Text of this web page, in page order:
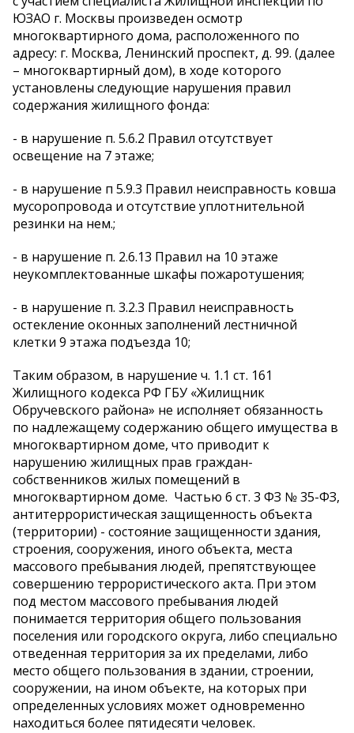
ЮЗАО г. Москвы произведен осмотр
многоквартирного дома, расположенного по
адресу: г. Москва, Ленинский проспект, д. 99. (далее
– многоквартирный дом), в ходе которого
установлены следующие нарушения правил
содержания жилищного фонда:
- в нарушение п. 5.6.2 Правил отсутствует
освещение на 7 этаже;
- в нарушение п 5.9.3 Правил неисправность ковша
мусоропровода и отсутствие уплотнительной
резинки на нем.;
- в нарушение п. 2.6.13 Правил на 10 этаже
неукомплектованные шкафы пожаротушения;
- в нарушение п. 3.2.3 Правил неисправность
остекление оконных заполнений лестничной
клетки 9 этажа подъезда 10;
Таким образом, в нарушение ч. 1.1 ст. 161
Жилищного кодекса РФ ГБУ «Жилищник
Обручевского района» не исполняет обязанность
по надлежащему содержанию общего имущества в
многоквартирном доме, что приводит к
нарушению жилищных прав граждан-
собственников жилых помещений в
многоквартирном доме. Частью 6 ст. 3 ФЗ № 35-ФЗ,
антитеррористическая защищенность объекта
(территории) - состояние защищенности здания,
строения, сооружения, иного объекта, места
массового пребывания людей, препятствующее
совершению террористического акта. При этом
под местом массового пребывания людей
понимается территория общего пользования
поселения или городского округа, либо специально
отведенная территория за их пределами, либо
место общего пользования в здании, строении,
сооружении, на ином объекте, на которых при
определенных условиях может одновременно
находиться более пятидесяти человек.